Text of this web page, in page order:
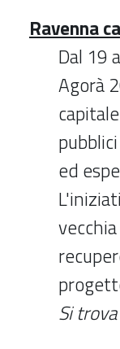
Ravenna
Dal 19
Agorà
ed
Si